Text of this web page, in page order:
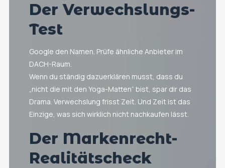
Der Verwechslungs-
Test
Google den Namen. Prüfe ähnliche Anbieter im
DACH-Raum.
Wenn du ständig dazuerklären musst, dass du
„nicht die mit den Yoga-Matten“ bist, spar dir das
Drama. Verwechslung frisst Zeit. Und Zeit ist das
Einzige, was sich wirklich nicht nachkaufen lässt.
Der Markenrecht-
Realitätscheck